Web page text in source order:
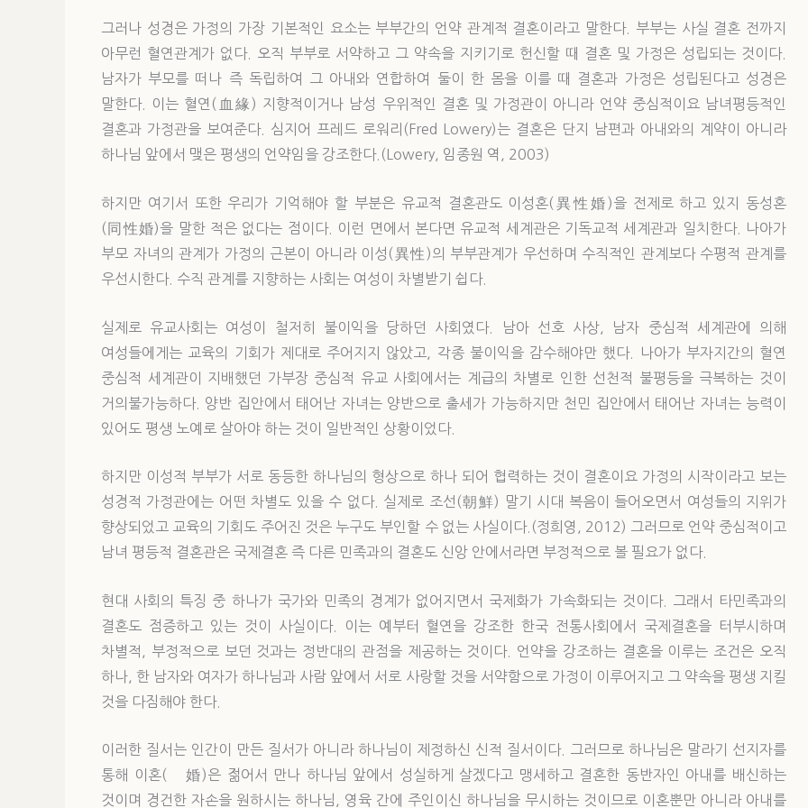
그러나 성경은 가정의 가장 기본적인 요소는 부부간의 언약 관계적 결혼이라고 말한다. 부부는 사실 결혼 전까지
아무런 혈연관계가 없다. 오직 부부로 서약하고 그 약속을 지키기로 헌신할 때 결혼 및 가정은 성립되는 것이다.
남자가 부모를 떠나 즉 독립하여 그 아내와 연합하여 둘이 한 몸을 이를 때 결혼과 가정은 성립된다고 성경은
말한다. 이는 혈연(血緣) 지향적이거나 남성 우위적인 결혼 및 가정관이 아니라 언약 중심적이요 남녀평등적인
결혼과 가정관을 보여준다. 심지어 프레드 로워리(Fred Lowery)는 결혼은 단지 남편과 아내와의 계약이 아니라
하나님 앞에서 맺은 평생의 언약임을 강조한다.(Lowery, 임종원 역, 2003)
하지만 여기서 또한 우리가 기억해야 할 부분은 유교적 결혼관도 이성혼(異性婚)을 전제로 하고 있지 동성혼
(同性婚)을 말한 적은 없다는 점이다. 이런 면에서 본다면 유교적 세계관은 기독교적 세계관과 일치한다. 나아가
부모 자녀의 관계가 가정의 근본이 아니라 이성(異性)의 부부관계가 우선하며 수직적인 관계보다 수평적 관계를
우선시한다. 수직 관계를 지향하는 사회는 여성이 차별받기 쉽다.
실제로 유교사회는 여성이 철저히 불이익을 당하던 사회였다. 남아 선호 사상, 남자 중심적 세계관에 의해
여성들에게는 교육의 기회가 제대로 주어지지 않았고, 각종 불이익을 감수해야만 했다. 나아가 부자지간의 혈연
중심적 세계관이 지배했던 가부장 중심적 유교 사회에서는 계급의 차별로 인한 선천적 불평등을 극복하는 것이
거의불가능하다. 양반 집안에서 태어난 자녀는 양반으로 출세가 가능하지만 천민 집안에서 태어난 자녀는 능력이
있어도 평생 노예로 살아야 하는 것이 일반적인 상황이었다.
하지만 이성적 부부가 서로 동등한 하나님의 형상으로 하나 되어 협력하는 것이 결혼이요 가정의 시작이라고 보는
성경적 가정관에는 어떤 차별도 있을 수 없다. 실제로 조선(朝鮮) 말기 시대 복음이 들어오면서 여성들의 지위가
향상되었고 교육의 기회도 주어진 것은 누구도 부인할 수 없는 사실이다.(정희영, 2012) 그러므로 언약 중심적이고
남녀 평등적 결혼관은 국제결혼 즉 다른 민족과의 결혼도 신앙 안에서라면 부정적으로 볼 필요가 없다.
현대 사회의 특징 중 하나가 국가와 민족의 경계가 없어지면서 국제화가 가속화되는 것이다. 그래서 타민족과의
결혼도 점증하고 있는 것이 사실이다. 이는 예부터 혈연을 강조한 한국 전통사회에서 국제결혼을 터부시하며
차별적, 부정적으로 보던 것과는 정반대의 관점을 제공하는 것이다. 언약을 강조하는 결혼을 이루는 조건은 오직
하나, 한 남자와 여자가 하나님과 사람 앞에서 서로 사랑할 것을 서약함으로 가정이 이루어지고 그 약속을 평생 지킬
것을 다짐해야 한다.
이러한 질서는 인간이 만든 질서가 아니라 하나님이 제정하신 신적 질서이다. 그러므로 하나님은 말라기 선지자를
통해 이혼(離婚)은 젊어서 만나 하나님 앞에서 성실하게 살겠다고 맹세하고 결혼한 동반자인 아내를 배신하는
것이며 경건한 자손을 원하시는 하나님, 영육 간에 주인이신 하나님을 무시하는 것이므로 이혼뿐만 아니라 아내를